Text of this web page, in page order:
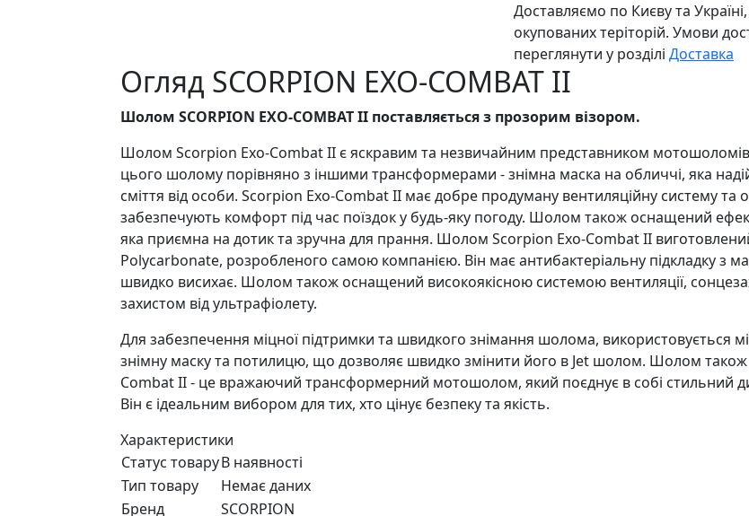
Доставляємо по Києву та
окупованих теріторій. Умови
переглянути у розділі Доставка
Огляд SCORPION EXO-COMBAT II
Шолом SCORPION EXO-COMBAT II поставляється з прозорим візором.
Шолом Scorpion Exo-Combat II є яскравим та незвичайним представником мотошоломів
цього шолому порівняно з іншими трансформерами - знімна маска на обличчі, яка
сміття від особи. Scorpion Exo-Combat II має добре продуману вентиляційну систему
забезпечують комфорт під час поїздок у будь-яку погоду. Шолом також оснащений
яка приємна на дотик та зручна для прання. Шолом Scorpion Exo-Combat II
Polycarbonate, розробленого самою компанією. Він має антибактеріальну підкладку з
швидко висихає. Шолом також оснащений високоякісною системою вентиляції,
захистом від ультрафіолету.
Для забезпечення міцної підтримки та швидкого знімання шолома, використовується
знімну маску та потилицю, що дозволяє швидко змінити його в Jet шолом. Шолом також
Combat II - це вражаючий трансформерний мотошолом, який поєднує в собі стильний
Він є ідеальним вибором для тих, хто цінує безпеку та якість.
Характеристики
Статус товаруВ наявності
Тип товару
Немає даних
Бренд
SCORPION